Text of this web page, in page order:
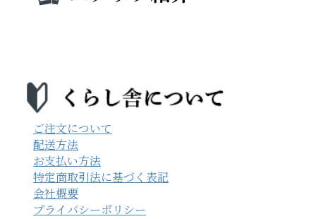
ご注文について
配送方法
お支払い方法
特定商取引法に基づく表記
会社概要
プライバシーポリシー